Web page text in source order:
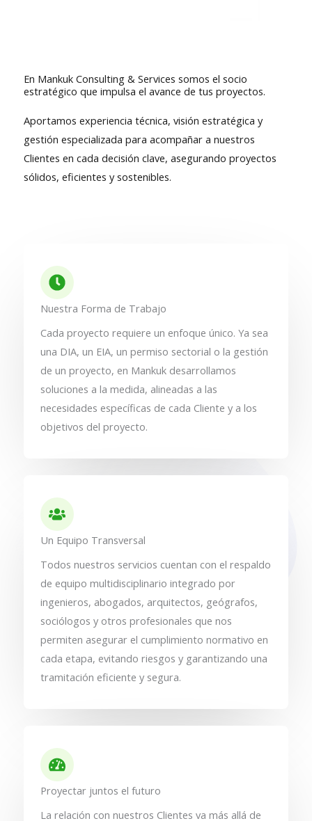
En Mankuk Consulting & Services somos el socio
estratégico que impulsa el avance de tus proyectos.
Aportamos experiencia técnica, visión estratégica y
gestión especializada para acompañar a nuestros
Clientes en cada decisión clave, asegurando proyectos
sólidos, eficientes y sostenibles.
Nuestra Forma de Trabajo
Cada proyecto requiere un enfoque único. Ya sea
una DIA, un EIA, un permiso sectorial o la gestión
de un proyecto, en Mankuk desarrollamos
soluciones a la medida, alineadas a las
necesidades específicas de cada Cliente y a los
objetivos del proyecto.
Un Equipo Transversal
Todos nuestros servicios cuentan con el respaldo
de equipo multidisciplinario integrado por
ingenieros, abogados, arquitectos, geógrafos,
sociólogos y otros profesionales que nos
permiten asegurar el cumplimiento normativo en
cada etapa, evitando riesgos y garantizando una
tramitación eficiente y segura.
Proyectar juntos el futuro
La relación con nuestros Clientes va más allá de